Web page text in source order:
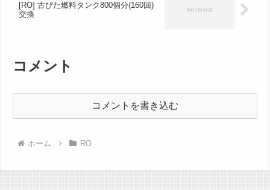
[RO] 古びた燃料タンク800個分(160回)
交換
コメント
コメントを書き込む
ホーム RO